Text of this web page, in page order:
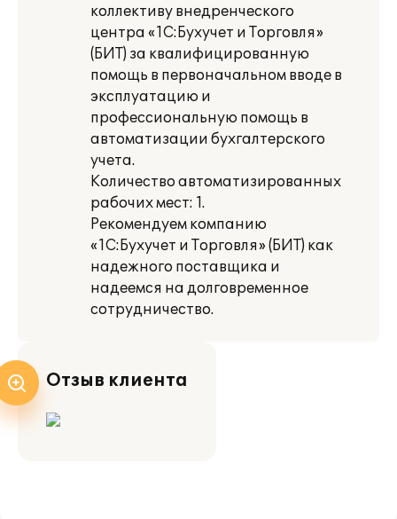
коллективу внедренческого
центра «1С:Бухучет и Торговля»
(БИТ) за квалифицированную
помощь в первоначальном вводе в
эксплуатацию и
профессиональную помощь в
автоматизации бухгалтерского
учета.
Количество автоматизированных
рабочих мест: 1.
Рекомендуем компанию
«1С:Бухучет и Торговля» (БИТ) как
надежного поставщика и
надеемся на долговременное
сотрудничество.
Отзыв клиента